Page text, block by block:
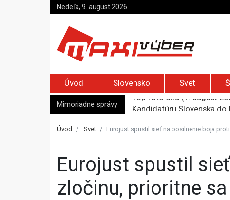
Nedeľa, 9. august 2026
Úvod Slovensko Svet
Mimoriadne správy
Kandidatúru Slovenska do
Pápež Lev XIV. sa vo
Úvod Svet Eurojust spustil sieť na posilnenie boja
Eurojust spustil sieť na posilnenie boja proti organizovanému
zločinu, prioritne